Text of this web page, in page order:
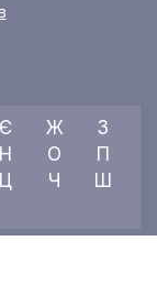
Є Ж
З
Н О
П
Ц Ч
Ш